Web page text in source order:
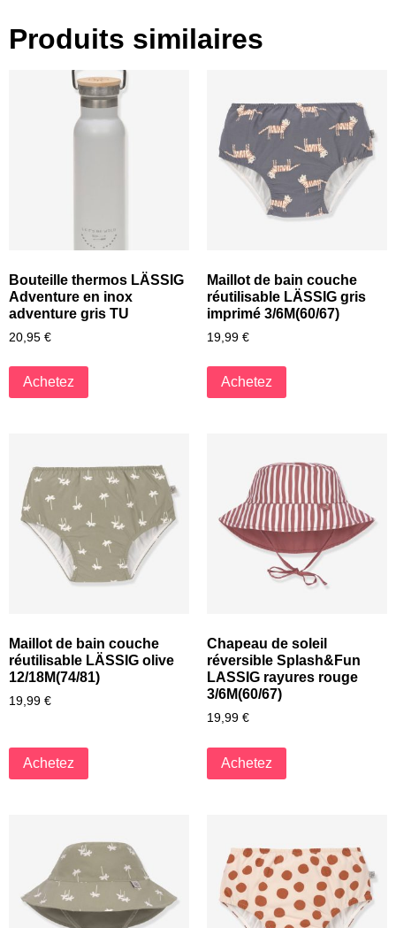
Produits similaires
Bouteille thermos LÄSSIG
Adventure en inox
adventure gris TU
20,95 €
Achetez
Maillot de bain couche
réutilisable LÄSSIG gris
imprimé 3/6M(60/67)
19,99 €
Achetez
Maillot de bain couche
réutilisable LÄSSIG olive
12/18M(74/81)
19,99 €
Achetez
Chapeau de soleil
réversible Splash&Fun
LASSIG rayures rouge
3/6M(60/67)
19,99 €
Achetez